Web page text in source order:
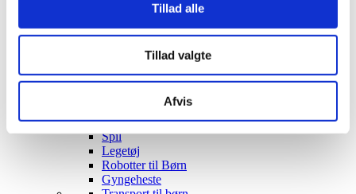
Tillad alle
Tillad valgte
Afvis
Gynger
Hoppeborge
Sandkasser
Gokart og el-biler
Indendørs leg og spil
Spil
Legetøj
Robotter til Børn
Gyngeheste